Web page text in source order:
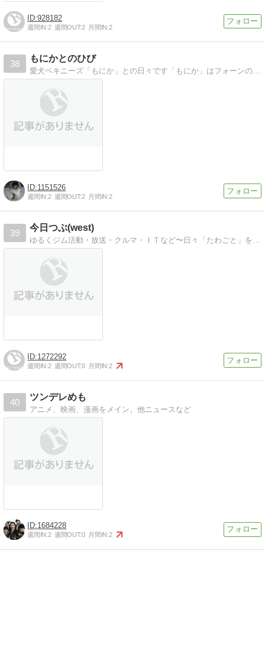
928182
週間IN:2 週間OUT:2 月間IN:2
38
もにかとのひび
愛犬ペキニーズ「もにか」との日々です「もにか」はフォーンのペキニーズ2008年3月14日生まれの女の子です。
1151526
週間IN:2 週間OUT:2 月間IN:2
39
今日つぶ(west)
ゆるくジム活動・放送・クルマ・ＩＴなど〜日々「たわごと」をつぶやいてま〜す(^_^)/
1272292
週間IN:2 週間OUT:0 月間IN:2
40
ツンデレめも
アニメ、映画、漫画をメイン。他ニュースなど
1684228
週間IN:2 週間OUT:0 月間IN:2